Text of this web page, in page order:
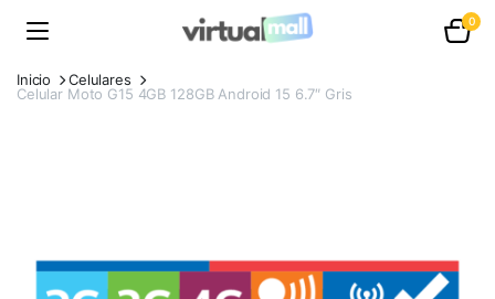
0
Inicio
Celulares
Celular Moto G15 4GB 128GB Android 15 6.7″ Gris